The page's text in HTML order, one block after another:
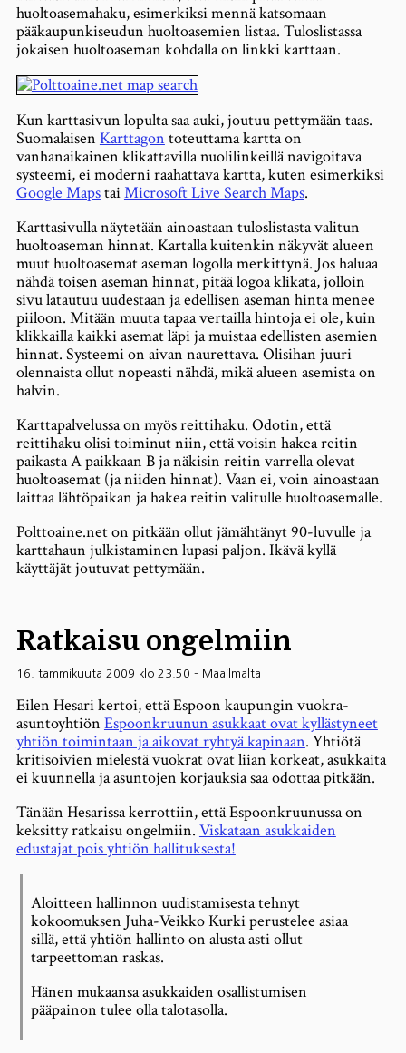
huoltoasemahaku, esimerkiksi mennä katsomaan
pääkaupunkiseudun huoltoasemien listaa. Tuloslistassa
jokaisen huoltoaseman kohdalla on linkki karttaan.
Kun karttasivun lopulta saa auki, joutuu pettymään taas.
Suomalaisen Karttagon toteuttama kartta on
vanhanaikainen klikattavilla nuolilinkeillä navigoitava
systeemi, ei moderni raahattava kartta, kuten esimerkiksi
Google MapstaiMicrosoft Live Search Maps.
Karttasivulla näytetään ainoastaan tuloslistasta valitun
huoltoaseman hinnat. Kartalla kuitenkin näkyvät alueen
muut huoltoasemat aseman logolla merkittynä. Jos haluaa
nähdä toisen aseman hinnat, pitää logoa klikata, jolloin
sivu latautuu uudestaan ja edellisen aseman hinta menee
piiloon. Mitään muuta tapaa vertailla hintoja ei ole, kuin
klikkailla kaikki asemat läpi ja muistaa edellisten asemien
hinnat. Systeemi on aivan naurettava. Olisihan juuri
olennaista ollut nopeasti nähdä, mikä alueen asemista on
halvin.
Karttapalvelussa on myös reittihaku. Odotin, että
reittihaku olisi toiminut niin, että voisin hakea reitin
paikasta A paikkaan B ja näkisin reitin varrella olevat
huoltoasemat (ja niiden hinnat). Vaan ei, voin ainoastaan
laittaa lähtöpaikan ja hakea reitin valitulle huoltoasemalle.
Polttoaine.net on pitkään ollut jämähtänyt 90-luvulle ja
karttahaun julkistaminen lupasi paljon. Ikävä kyllä
käyttäjät joutuvat pettymään.
Ratkaisu ongelmiin
16. tammikuuta 2009 klo 23.50 - Maailmalta
Eilen Hesari kertoi, että Espoon kaupungin vuokra-
asuntoyhtiön Espoonkruunun asukkaat ovat kyllästyneet
yhtiön toimintaan ja aikovat ryhtyä kapinaan. Yhtiötä
kritisoivien mielestä vuokrat ovat liian korkeat, asukkaita
ei kuunnella ja asuntojen korjauksia saa odottaa pitkään.
Tänään Hesarissa kerrottiin, että Espoonkruunussa on
keksitty ratkaisu ongelmiin. Viskataan asukkaiden
edustajat pois yhtiön hallituksesta!
Aloitteen hallinnon uudistamisesta tehnyt
kokoomuksen Juha-Veikko Kurki perustelee asiaa
sillä, että yhtiön hallinto on alusta asti ollut
tarpeettoman raskas.
Hänen mukaansa asukkaiden osallistumisen
pääpainon tulee olla talotasolla.